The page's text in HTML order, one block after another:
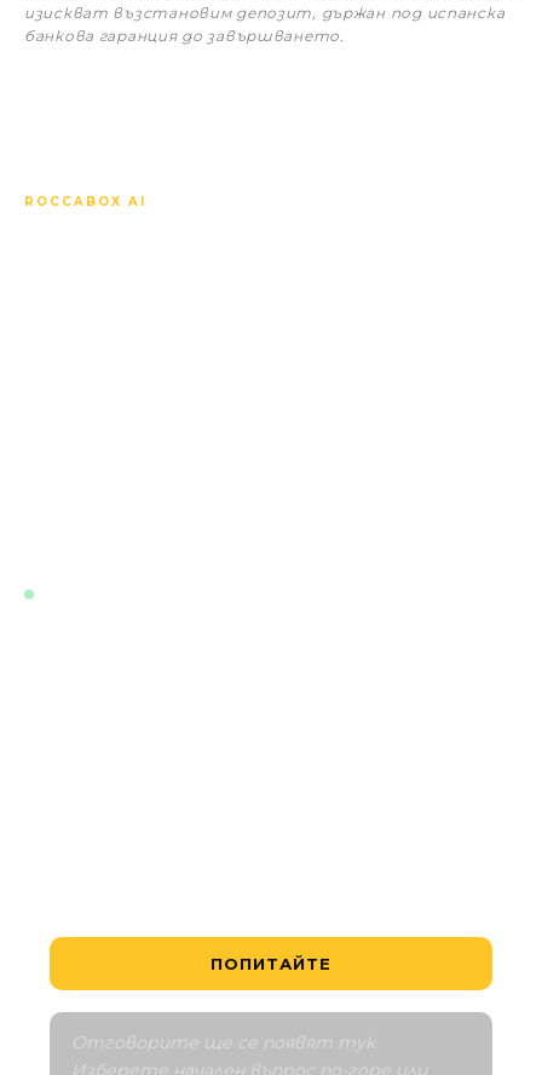
изискват възстановим депозит, държан под испанска
банкова гаранция до завършването.
ROCCABOX AI
ПОПИТАЙТЕ
Отговорите ще се появят тук.
Изберете начален въпрос по-горе или